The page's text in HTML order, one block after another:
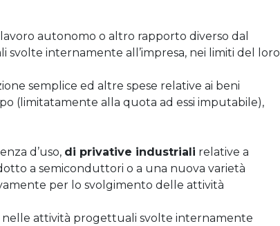
autonomo o altro rapporto diverso dal
internamente all’impresa, nei limiti del loro
semplice ed altre spese relative ai beni
(limitatamente alla quota ad essi imputabile),
d’uso, di privative industriali relative a
a semiconduttori o a una nuova varietà
per lo svolgimento delle attività
nelle attività progettuali svolte internamente